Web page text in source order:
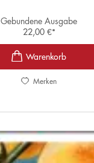
Gebundene Ausgabe
22,00 €*
Merken